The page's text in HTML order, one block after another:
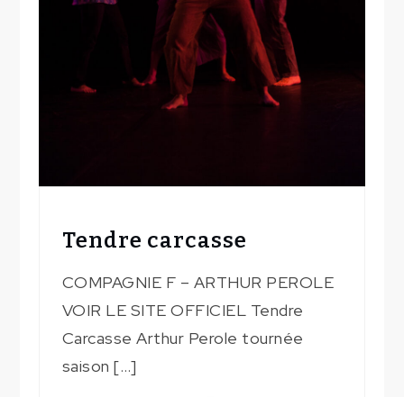
Tendre carcasse
COMPAGNIE F – ARTHUR PEROLE
VOIR LE SITE OFFICIEL Tendre
Carcasse Arthur Perole tournée
saison […]